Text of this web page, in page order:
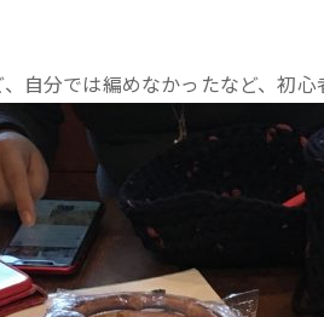
自分では編めなかったなど、初心